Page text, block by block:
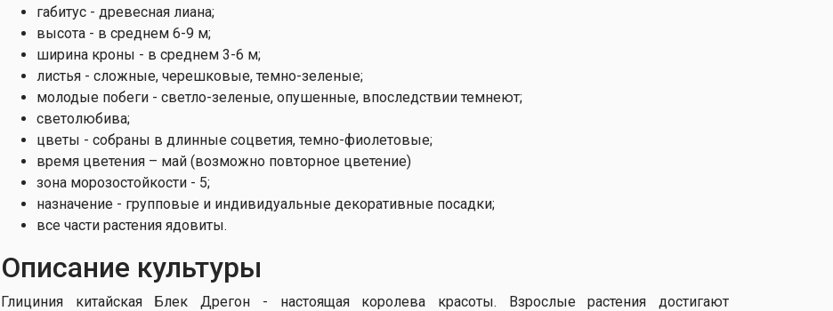
габитус - древесная лиана;
высота - в среднем 6-9 м;
ширина кроны - в среднем 3-6 м;
листья - сложные, черешковые, темно-зеленые;
молодые побеги - светло-зеленые, опушенные, впоследствии темнеют;
светолюбива;
цветы - собраны в длинные соцветия, темно-фиолетовые;
время цветения – май (возможно повторное цветение)
зона морозостойкости - 5;
назначение - групповые и индивидуальные декоративные посадки;
все части растения ядовиты.
Описание культуры
Глициния китайская Блек Дрегон - настоящая королева красоты. Взрослые растения достигают